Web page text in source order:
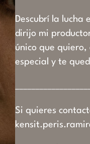
Descubrí la lucha
dirijo mi
único que quiero,
especial y te
Si quieres